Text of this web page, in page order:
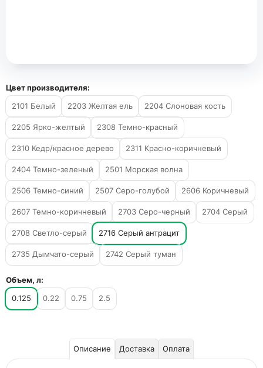
Цвет производителя:
2101 Белый
2203 Желтая ель 2204 Слоновая кость
2205 Ярко-желтый 2308 Темно-красный
2310 Кедр/красное дерево 2311 Красно-коричневый
2404 Темно-зеленый 2501 Морская волна
2506 Темно-синий 2507 Серо-голубой 2606 Коричневый
2607 Темно-коричневый 2703 Серо-черный 2704 Серый
2708 Светло-серый 2716 Серый антрацит
2735 Дымчато-серый 2742 Серый туман
Объем, л:
0.125
0.22 0.75 2.5
Описание Доставка Оплата